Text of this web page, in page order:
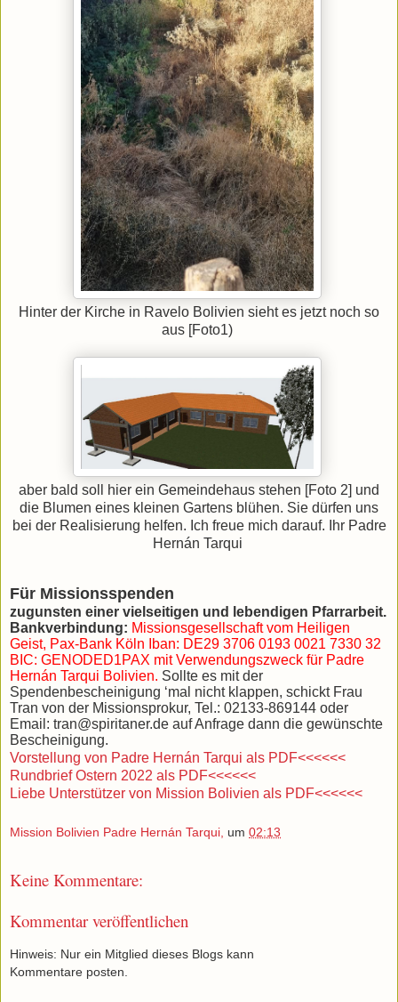
Hinter der Kirche in Ravelo Bolivien sieht es jetzt noch so
aus [Foto1)
aber bald soll hier ein Gemeindehaus stehen [Foto 2] und
die Blumen eines kleinen Gartens blühen. Sie dürfen uns
bei der Realisierung helfen. Ich freue mich darauf. Ihr Padre
Hernán Tarqui
Für Missionsspenden
zugunsten einer vielseitigen und lebendigen Pfarrarbeit.
Bankverbindung: Missionsgesellschaft vom Heiligen
Geist, Pax-Bank Köln Iban: DE29 3706 0193 0021 7330 32
BIC: GENODED1PAX mit Verwendungszweck für Padre
Hernán Tarqui Bolivien. Sollte es mit der
Spendenbescheinigung ‘mal nicht klappen, schickt Frau
Tran von der Missionsprokur, Tel.: 02133-869144 oder
Email: tran@spiritaner.de auf Anfrage dann die gewünschte
Bescheinigung.
Vorstellung von Padre Hernán Tarqui als PDF<<<<<<
Rundbrief Ostern 2022 als PDF<<<<<<
Liebe Unterstützer von Mission Bolivien als PDF<<<<<<
Mission Bolivien Padre Hernán Tarqui, um 02:13
Keine Kommentare:
Kommentar veröffentlichen
Hinweis: Nur ein Mitglied dieses Blogs kann
Kommentare posten.